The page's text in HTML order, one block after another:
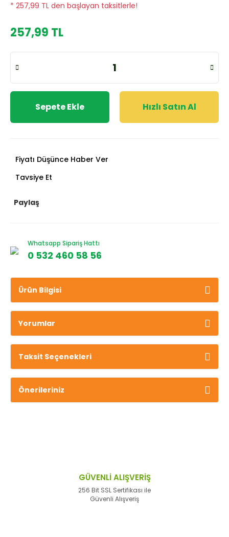
* 257,99 TL den başlayan taksitlerle!
257,99 TL
Sepete Ekle Hızlı Satın Al
Fiyatı Düşünce Haber Ver
Tavsiye Et
Paylaş
Whatsapp Sipariş Hattı
0 532 460 58 56
Ürün Bilgisi
Yorumlar
Taksit Seçenekleri
Önerileriniz
GÜVENLİ ALIŞVERİŞ
256 Bit SSL Sertifikası ile
Güvenli Alışveriş